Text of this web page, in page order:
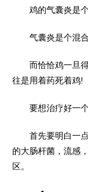
鸡的气囊炎是个
气囊炎是个混合
而恰恰鸡一旦得
往是用着药死着鸡!
要想治疗好一个
首先要明白一点
的大肠杆菌，流感
区。